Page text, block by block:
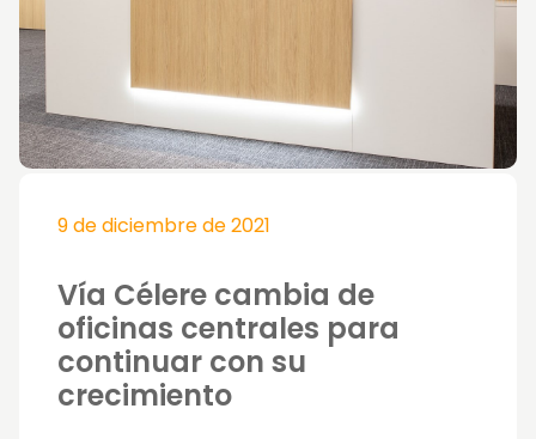
9 de diciembre de 2021
Vía Célere cambia de
oficinas centrales para
continuar con su
crecimiento